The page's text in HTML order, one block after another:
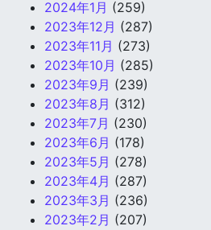
2024年1月 (259)
2023年12月 (287)
2023年11月 (273)
2023年10月 (285)
2023年9月 (239)
2023年8月 (312)
2023年7月 (230)
2023年6月 (178)
2023年5月 (278)
2023年4月 (287)
2023年3月 (236)
2023年2月 (207)